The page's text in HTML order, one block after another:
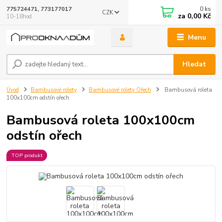
Menu
CZK
Hledat
775724471, 773177017
10-18hod
0 ks
za 0,00 Kč
Úvod Bambusové rolety Bambusové rolety Ořech
Bambusová roleta
100x100cm odstín ořech
Bambusová roleta 100x100cm
odstín ořech
TOP produkt